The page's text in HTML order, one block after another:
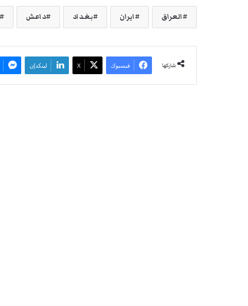
العراق ايران بغداد داعش
شاركها فيسبوك ‫X لينكدإن